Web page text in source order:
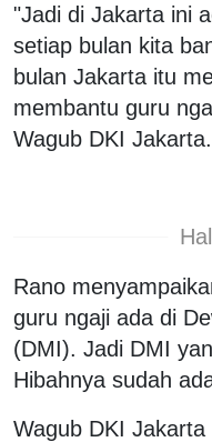
"Jadi di Jakarta ini
setiap bulan kita
bulan Jakarta itu
membantu guru
Wagub DKI Jakarta.
Rano
guru ngaji ada di
(DMI). Jadi DMI
Hibahnya sudah
Wagub DKI